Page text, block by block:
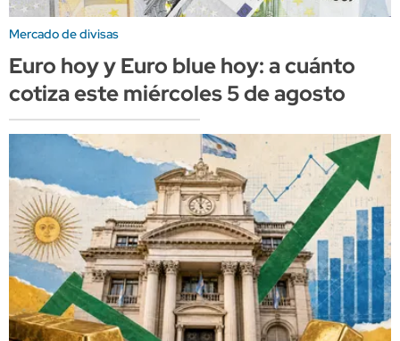
Mercado de divisas
Euro hoy y Euro blue hoy: a cuánto
cotiza este miércoles 5 de agosto